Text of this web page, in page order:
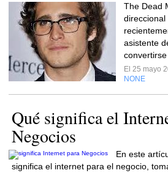
The Dead
direccional
asistente
El 25 mayo
NONE
Qué significa el
Negocios
En este
significa el internet para el negocio,